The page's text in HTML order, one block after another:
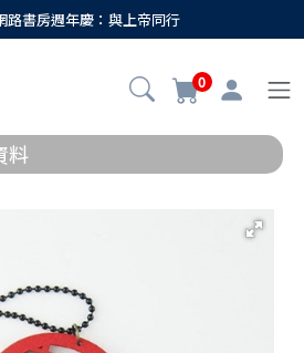
路書房週年慶：與上帝同行
0
料